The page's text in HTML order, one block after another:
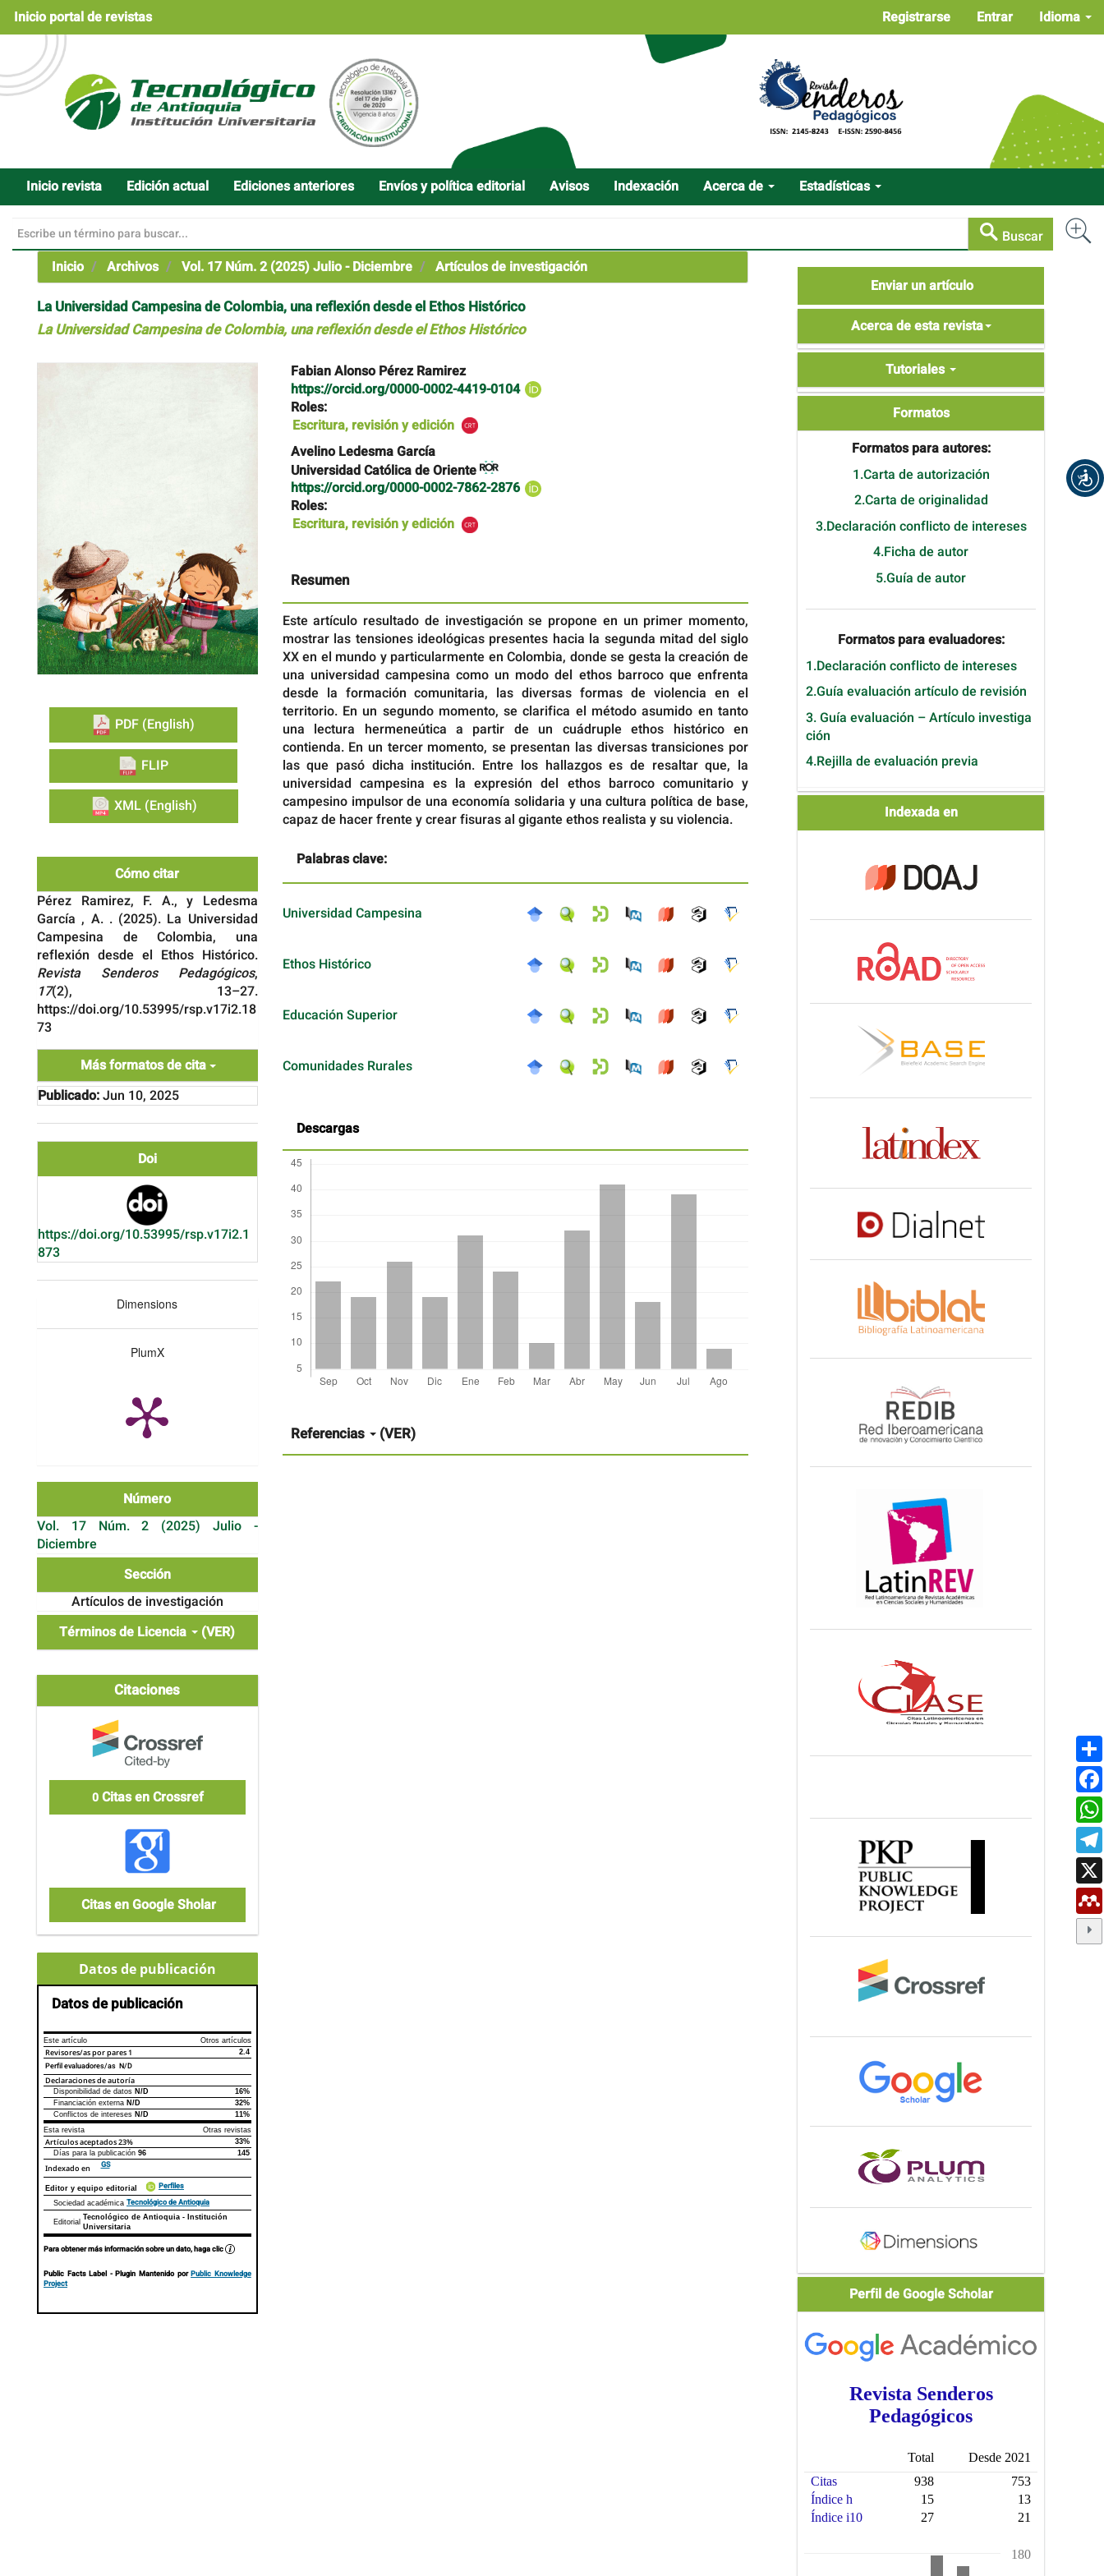
Navegación
principal
Contenido
principal
Barra
lateral
Inicio portal de revistas Idioma
Registrarse Entrar
Inicio revista Edición actual Ediciones anteriores Envíos y política editorial Avisos Indexación Acerca de Estadísticas
Buscar
Inicio
Archivos Vol. 17 Núm. 2 (2025) Julio - Diciembre Artículos de investigación
La Universidad Campesina de Colombia, una reflexión desde el Ethos Histórico
La Universidad Campesina de Colombia, una reflexión desde el Ethos Histórico
Barra
PDF (English)
FLIP
XML (English)
Cómo citar
Pérez Ramirez, F. A., y Ledesma
García , A. . (2025). La Universidad
Campesina de Colombia, una
reflexión desde el Ethos Histórico.
Revista Senderos Pedagógicos,
17(2), 13–27.
https://doi.org/10.53995/rsp.v17i2.18
73
Más formatos de cita
Publicado:Jun 10, 2025
Doi
https://doi.org/10.53995/rsp.v17i2.1
873
Dimensions
PlumX
Número
Vol. 17 Núm. 2 (2025) Julio -
Diciembre
Sección
Artículos de investigación
Términos de Licencia
(VER)
Citaciones
0Citas en Crossref
Citas en Google Sholar
Datos de publicación
Datos de publicación
Este artículo Otros artículos
Revisores/as por pares 1 2.4
Perfil evaluadores/as N/D
Declaraciones de autoría
Declaraciones de autoríaEste artículo
Disponibilidad de datos N/D
16%
Financiación externa N/D
32%
Conflictos de intereses N/D
11%
Esta revista
Otras revistas
Artículos aceptados23%
33%
Días para la publicación 96 145
Indexado en GS
Editor y equipo editorial Perfiles
Sociedad académica Tecnológico de Antioquia
Editorial
Tecnológico de Antioquia - Institución
Universitaria
Para obtener más información sobre un dato, haga clic
Public Facts Label - Plugin Mantenido porPublic Knowledge
Project
Contenido
principal
del
artículo
Fabian Alonso Pérez Ramirez
https://orcid.org/0000-0002-4419-0104
Roles:
Escritura, revisión y edición
Avelino Ledesma García
Universidad Católica de Oriente
https://orcid.org/0000-0002-7862-2876
Roles:
Escritura, revisión y edición
Resumen
Este artículo resultado de investigación se propone en un primer momento,
mostrar las tensiones ideológicas presentes hacia la segunda mitad del siglo
XX en el mundo y particularmente en Colombia, donde se gesta la creación de
una universidad campesina como un modo del ethos barroco que enfrenta
desde la formación comunitaria, las diversas formas de violencia en el
territorio. En un segundo momento, se clarifica el método asumido en tanto
una lectura hermeneútica a partir de un cuádruple ethos histórico en
contienda. En un tercer momento, se presentan las diversas transiciones por
las que pasó dicha institución. Entre los hallazgos es de resaltar que, la
universidad campesina es la expresión del ethos barroco comunitario y
campesino impulsor de una economía solidaria y una cultura política de base,
capaz de hacer frente y crear fisuras al gigante ethos realista y su violencia.
Palabras clave:
Universidad Campesina
Ethos Histórico
Educación Superior
Comunidades Rurales
Descargas
artículo
Referencias (VER)
un
artículo
Enviar un artículo
Acerca de esta revista
Tutoriales
Formatos
Formatos para autores:
1.Carta de autorización
2.Carta de originalidad
3.Declaración conflicto de intereses
4.Ficha de autor
5.Guía de autor
Formatos para evaluadores:
1.Declaración conflicto de intereses
2.Guía evaluación artículo de revisión
3. Guía evaluación – Artículo investiga
ción
4.Rejilla de evaluación previa
Indexada en
ScholarPerfil de Google Scholar